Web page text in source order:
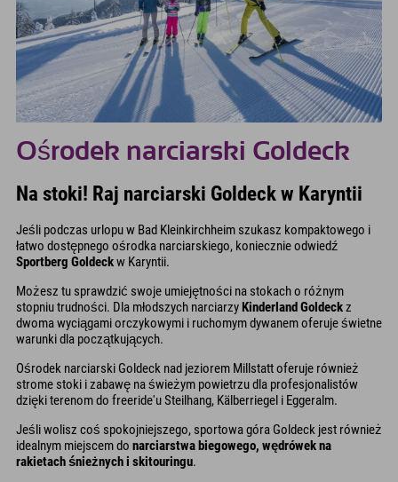
Ośrodek narciarski Goldeck
Na stoki! Raj narciarski Goldeck w Karyntii
Jeśli podczas urlopu w Bad Kleinkirchheim szukasz kompaktowego i
łatwo dostępnego ośrodka narciarskiego, koniecznie odwiedź
Sportberg Goldeckw Karyntii.
Możesz tu sprawdzić swoje umiejętności na stokach o różnym
stopniu trudności. Dla młodszych narciarzyKinderland Goldeckz
dwoma wyciągami orczykowymi i ruchomym dywanem oferuje świetne
warunki dla początkujących.
Ośrodek narciarski Goldeck nad jeziorem Millstatt oferuje również
strome stoki i zabawę na świeżym powietrzu dla profesjonalistów
dzięki terenom do freeride'u Steilhang, Kälberriegel i Eggeralm.
Jeśli wolisz coś spokojniejszego, sportowa góra Goldeck jest również
idealnym miejscem do narciarstwa biegowego, wędrówek na
rakietach śnieżnych i skitouringu.